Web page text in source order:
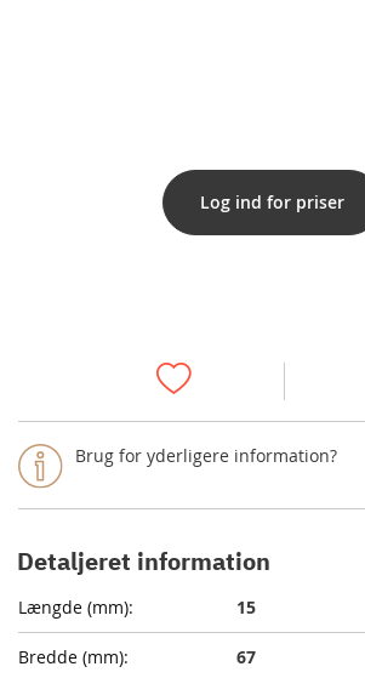
Brug for yderligere information?
Log ind for priser
Detaljeret information
15
67